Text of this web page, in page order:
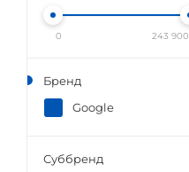
0 243 900
Бренд
Google
Суббренд